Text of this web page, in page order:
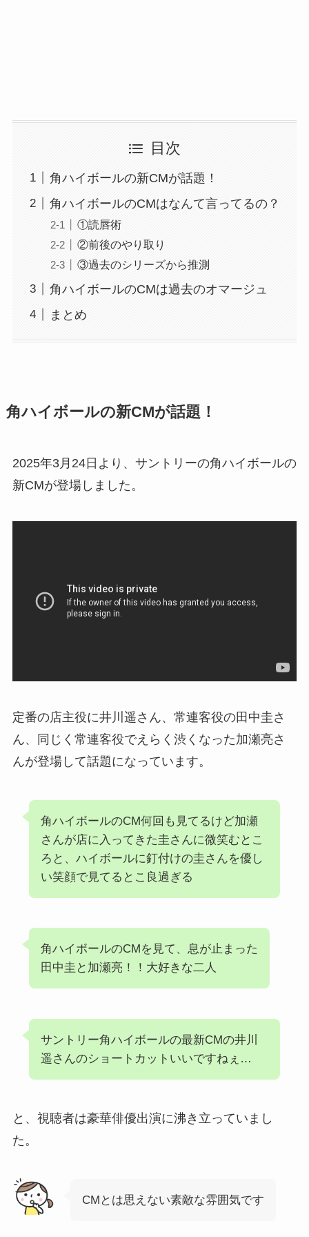
目次
角ハイボールの新CMが話題！
角ハイボールのCMはなんて言ってるの？
①読唇術
②前後のやり取り
③過去のシリーズから推測
角ハイボールのCMは過去のオマージュ
まとめ
角ハイボールの新CMが話題！
2025年3月24日より、サントリーの角ハイボールの
新CMが登場しました。
定番の店主役に井川遥さん、常連客役の田中圭さ
ん、同じく常連客役でえらく渋くなった加瀬亮さ
んが登場して話題になっています。
角ハイボールのCM何回も見てるけど加瀬
さんが店に入ってきた圭さんに微笑むとこ
ろと、ハイボールに釘付けの圭さんを優し
い笑顔で見てるとこ良過ぎる
角ハイボールのCMを見て、息が止まった
田中圭と加瀬亮！！大好きな二人
サントリー角ハイボールの最新CMの井川
遥さんのショートカットいいですねぇ…
と、視聴者は豪華俳優出演に沸き立っていまし
た。
CMとは思えない素敵な雰囲気です